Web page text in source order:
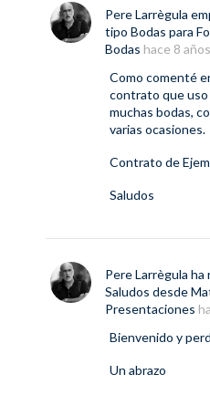
Pere Larrègula
tipo Bodas para
Bodas hace 8 años
Como comenté
contrato que
muchas bodas,
varias ocasiones.
Contrato de
Saludos
Pere Larrègula ha
Saludos desde
Presentaciones
Bienvenido y
Un abrazo